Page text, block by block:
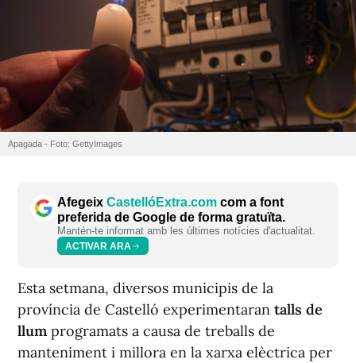
Apagada - Foto: GettyImages
Afegeix CastellóExtra.com com a font
preferida de Google de forma gratuïta.
Mantén-te informat amb les últimes notícies d'actualitat.
ACTIVAR ARA
Esta setmana, diversos municipis de la
província de Castelló experimentaran talls de
llum programats a causa de treballs de
manteniment i millora en la xarxa elèctrica per